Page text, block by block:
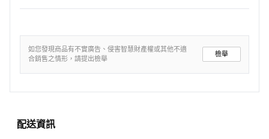
如您發現商品有不實廣告、侵害智慧財產權或其他不適
合銷售之情形，請提出檢舉
檢舉
配送資訊